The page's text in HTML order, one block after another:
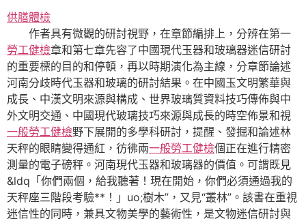
供膳體檢
作者具有微觀的研討視野，在章節編排上，分辨在第一
勞工健檢章和第七章先容了中國現代玉器和玻璃器迷信研討
的重要標的目的和停頓，再以時期演化為主線，分章節論述
河南分歧時代玉器和玻璃的研討結果。在中國玉文明繁華與
成長、中漢文明來源與構成、世界玻璃質資料技巧傳佈與中
外文明交通、中國現代玻璃技巧來源與成長的時空佈景和視
一般勞工健檢野下展開的多學科研討，提醒、發掘和論述林
天秤的眼睛變得通紅，彷彿兩一般勞工健檢個正在進行精密
測量的電子磅秤。河南現代玉器和玻璃器的價值。可謂既見
&ldq「你們兩個，給我聽著！現在開始，你們必須通過我的
天秤座三階段考驗**！」uo;樹木”，又見“叢林”。該書在重視
迷信性的同時，兼具文物美學的藝術性，是文物迷信研討與